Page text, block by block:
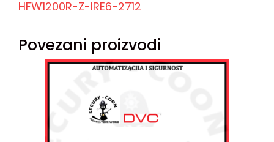
HFW1200R-Z-IRE6-2712
Povezani proizvodi